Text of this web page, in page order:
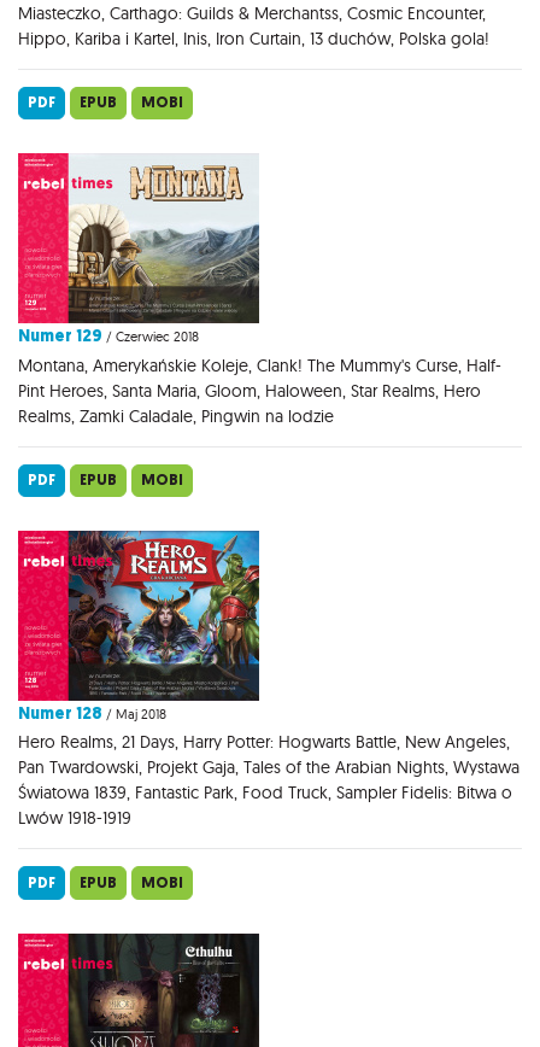
Miasteczko, Carthago: Guilds & Merchantss, Cosmic Encounter,
Hippo, Kariba i Kartel, Inis, Iron Curtain, 13 duchów, Polska gola!
PDF EPUB MOBI
Numer 129 / Czerwiec 2018
Montana, Amerykańskie Koleje, Clank! The Mummy's Curse, Half-
Pint Heroes, Santa Maria, Gloom, Haloween, Star Realms, Hero
Realms, Zamki Caladale, Pingwin na lodzie
PDF EPUB MOBI
Numer 128 / Maj 2018
Hero Realms, 21 Days, Harry Potter: Hogwarts Battle, New Angeles,
Pan Twardowski, Projekt Gaja, Tales of the Arabian Nights, Wystawa
Światowa 1839, Fantastic Park, Food Truck, Sampler Fidelis: Bitwa o
Lwów 1918-1919
PDF EPUB MOBI